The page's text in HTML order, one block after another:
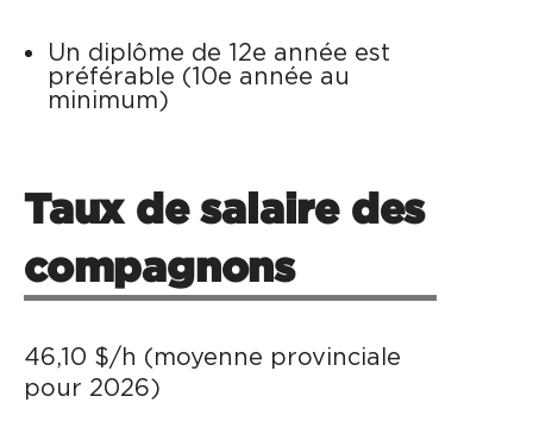
Un diplôme de 12e année est
préférable (10e année au
minimum)
Taux de salaire des
compagnons
46,10 $/h (moyenne provinciale
pour 2026)